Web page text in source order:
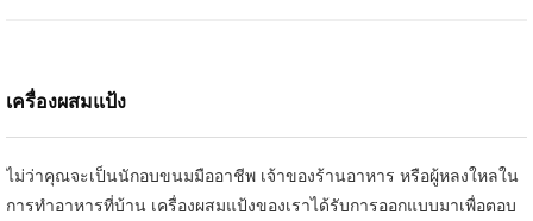
เครื่องผสมแป้ง
ไม่ว่าคุณจะเป็นนักอบขนมมืออาชีพ เจ้าของร้านอาหาร หรือผู้หลงใหลใน
การทำอาหารที่บ้าน เครื่องผสมแป้งของเราได้รับการออกแบบมาเพื่อตอบ